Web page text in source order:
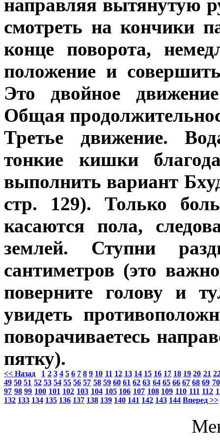
направляя вытянутую
смотреть на кончики
конце поворота,
положение и
Это двойное
Общая
Третье движение.
тонкие кишки
выполнить вариант
стр. 129). Только
касаются пола,
землей. Ступни
сантиметров (это
поверните голову и
увидеть
поворачиваетесь
пятку).
<< Назад 1 2 3 4 5 6 7 8 9 10 11 12 13 14 15 16 17 18 19 20 21
49 50 51 52 53 54 55 56 57 58 59 60 61 62 63 64 65 66 67 68 69 70
97 98 99 100 101 102 103 104 105 106 107 108 109 110 111 112
132 133 134 135 136 137 138 139 140 141 142 143 144 Вперед >>